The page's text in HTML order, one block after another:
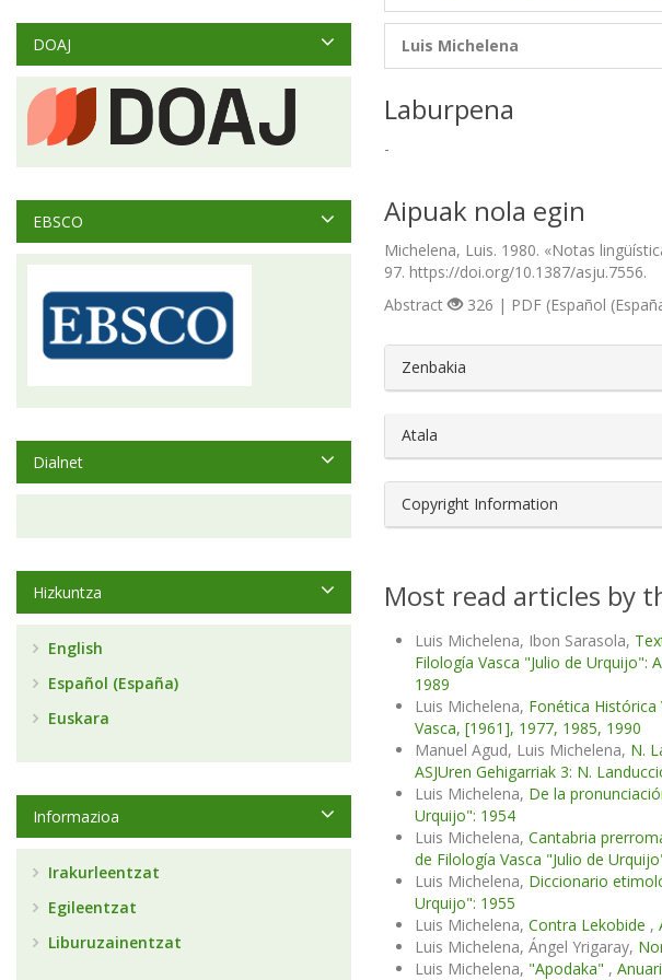
Luis Michelena
Laburpena
-
Aipuak nola egin
Michelena, Luis. 1980. «Notas
97. https://doi.org/10.1387/asju.7556.
Abstract 326 | PDF (Español
Zenbakia
Atala
Copyright Information
Most read articles by
Luis Michelena, Ibon Sarasola,
Filología Vasca "Julio de Urquijo":
1989
Luis Michelena, Fonética Histórica
Vasca, [1961], 1977, 1985, 1990
Manuel Agud, Luis Michelena, N.
ASJUren Gehigarriak 3: N.
Luis Michelena, De la
Urquijo": 1954
Luis Michelena, Cantabria
de Filología Vasca "Julio de
Luis Michelena, Diccionario
Urquijo": 1955
Luis Michelena, Contra Lekobide ,
Luis Michelena, Ángel Yrigaray,
Luis Michelena, "Apodaka" ,
DOAJ
EBSCO
Dialnet
Hizkuntza
English
Español (España)
Euskara
Informazioa
Irakurleentzat
Egileentzat
Liburuzainentzat